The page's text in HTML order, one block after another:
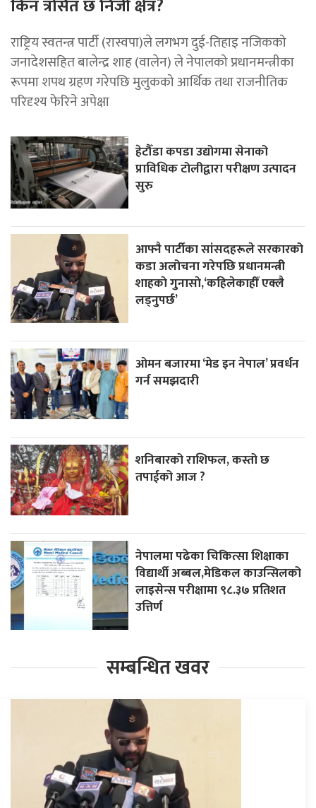
किन त्रसित छ निजी क्षेत्र?
राष्ट्रिय स्वतन्त्र पार्टी (रास्वपा)ले लगभग दुई-तिहाइ नजिकको
जनादेशसहित बालेन्द्र शाह (वालेन) ले नेपालको प्रधानमन्त्रीका
रूपमा शपथ ग्रहण गरेपछि मुलुकको आर्थिक तथा राजनीतिक
परिदृश्य फेरिने अपेक्षा
हेटौँडा कपडा उद्योगमा सेनाको
प्राविधिक टोलीद्वारा परीक्षण उत्पादन
सुरु
आफ्नै पार्टीका सांसदहरूले सरकारको
कडा अलोचना गरेपछि प्रधानमन्त्री
शाहकाे गुनासाे,‘कहिलेकाहीँ एक्लै
लड्नुपर्छ’
ओमन बजारमा ‘मेड इन नेपाल’ प्रवर्धन
गर्न समझदारी
शनिबारको राशिफल, कस्तो छ
तपाईको आज ?
नेपालमा पढेका चिकित्सा शिक्षाका
विद्यार्थी अब्बल,मेडिकल काउन्सिलको
लाइसेन्स परीक्षामा ९८.३७ प्रतिशत
उत्तिर्ण
सम्बन्धित खवर